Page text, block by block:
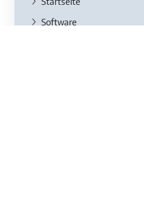
Software